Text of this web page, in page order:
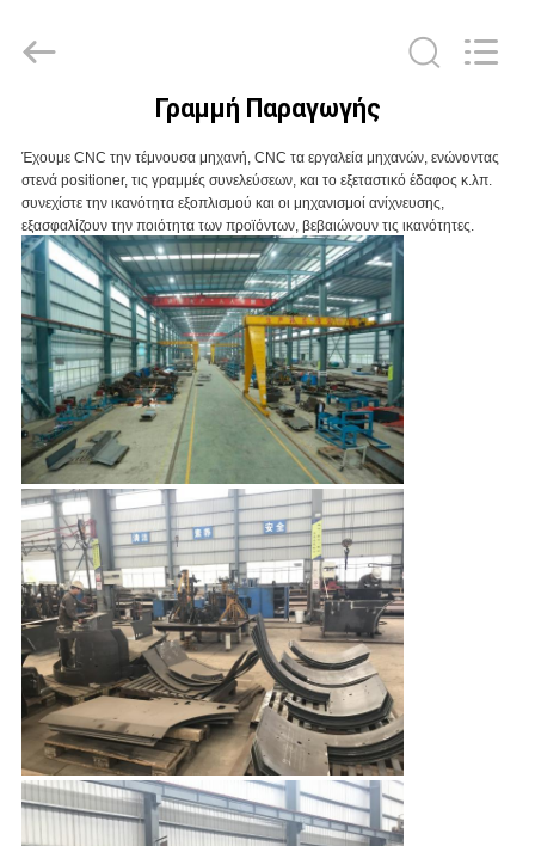
ΠΡΟΪΌΝΤΑ
ΠΕΡΊΠΟΥ
ΕΜΕΊΣ
ΓΎΡΟΣ
ΕΡΓΟΣΤΑΣΊΩΝ
ΠΟΙΟΤΙΚΌΣ
ΈΛΕΓΧΟΣ
SITEMAP
PRIVACY
POLICY
Γραμμή Παραγωγής
Έχουμε CNC την τέμνουσα μηχανή, CNC τα εργαλεία μηχανών, ενώνοντας
στενά positioner, τις γραμμές συνελεύσεων, και το εξεταστικό έδαφος κ.λπ.
συνεχίστε την ικανότητα εξοπλισμού και οι μηχανισμοί ανίχνευσης,
εξασφαλίζουν την ποιότητα των προϊόντων, βεβαιώνουν τις ικανότητες.